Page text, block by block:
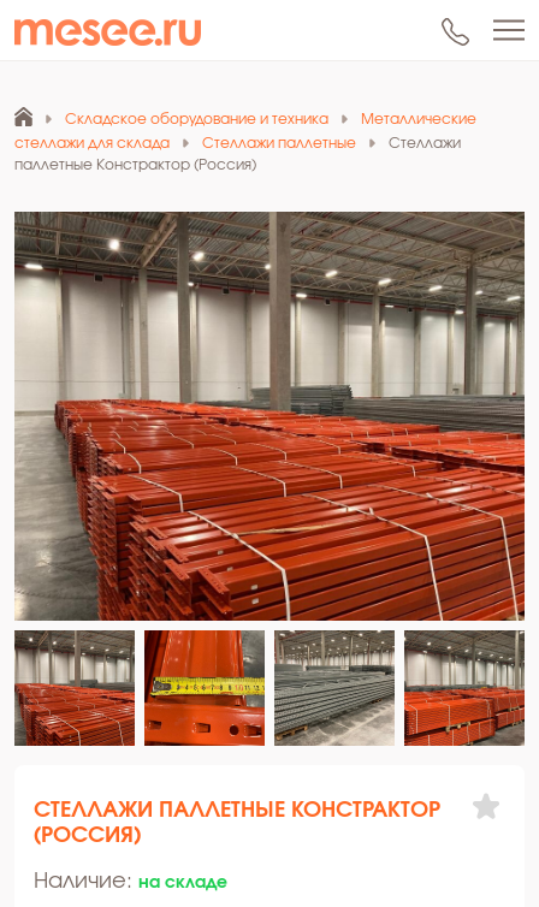
Складское оборудование и техника
Металлические
стеллажи для склада
Стеллажи паллетные
Стеллажи
паллетные Констрактор (Россия)
СТЕЛЛАЖИ ПАЛЛЕТНЫЕ КОНСТРАКТОР
(РОССИЯ)
Наличие: на складе